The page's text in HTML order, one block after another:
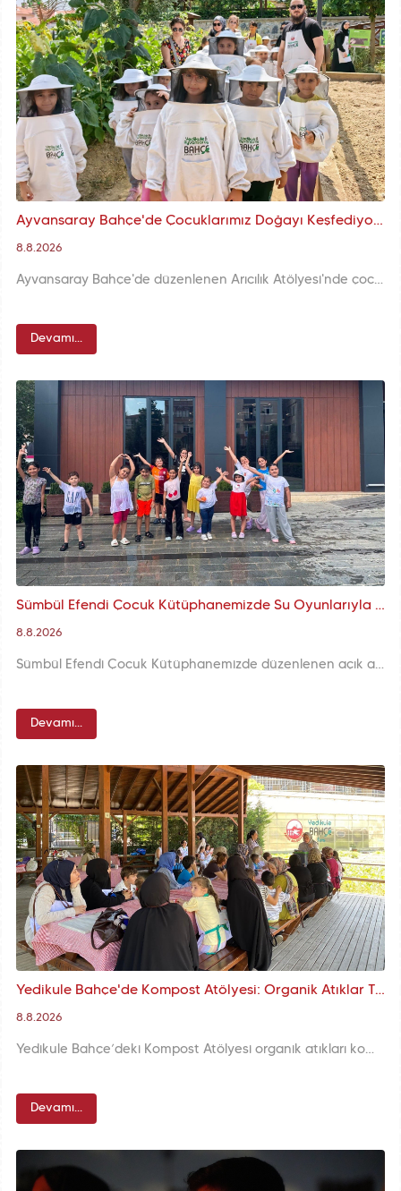
Ayvansaray Bahçe'de Çocuklarımız Doğayı Keşfediyor: “Arıcılık Atölyesi”
8.8.2026
Ayvansaray Bahçe'de düzenlenen Arıcılık Atölyesi'nde çocuklarımız arıcılığın inceliklerini öğrendi. Arı kovanlarını keşfeden çocuklar bal üretim sürecini gözlemledi ve arıların ekosistemdeki rolünü öğrendi.
Devamı...
Sümbül Efendi Çocuk Kütüphanemizde Su Oyunlarıyla Yazın En Renkli Buluşması
8.8.2026
Sümbül Efendi Çocuk Kütüphanemizde düzenlenen açık alan su oyunları etkinliğinde çocuklarımız, renkli su balonları ve eğlenceli oyunlarla yazın tadını çıkarırken hem serinledi hem de keyifli vakit geçirdi.
Devamı...
Yedikule Bahçe'de Kompost Atölyesi: Organik Atıklar Toprakla Buluşuyor
8.8.2026
Yedikule Bahçe’deki Kompost Atölyesi organik atıkları komposta dönüştürmeyi ve doğaya geri kazandırmayı öğretiyor. Katılımcılar birlikte kompost yapmayı öğrenirken sürdürülebilir yaşam hakkında da değerli bilgiler ediniyor.
Devamı...